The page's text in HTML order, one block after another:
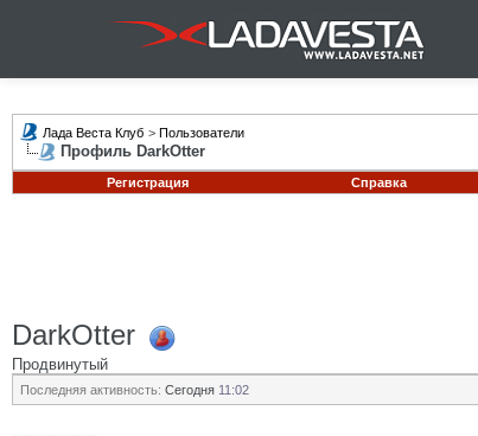
Лада Веста Клуб > Пользователи
Профиль DarkOtter
Регистрация
Справка
DarkOtter
Продвинутый
Последняя активность: Сегодня 11:02